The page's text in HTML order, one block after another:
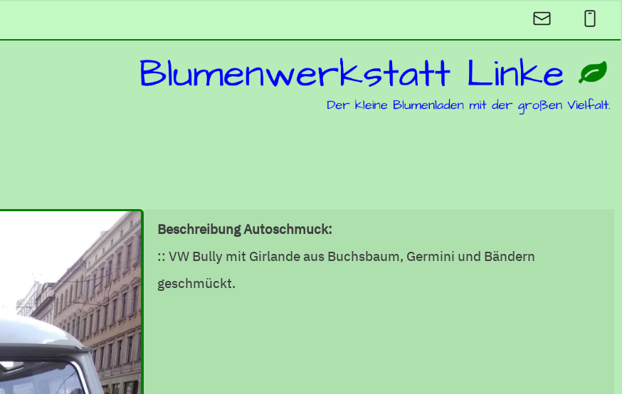
Beschreibung Autoschmuck:
:: VW Bully mit Girlande aus Buchsbaum, Germini und Bändern
geschmückt.